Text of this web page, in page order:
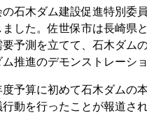
石木ダム建設促進特別委
した。佐世保市は長崎県
予測を立てて、石木ダム
推進のデモンストレーショ
予算に初めて石木ダムの
動を行ったことが報道され